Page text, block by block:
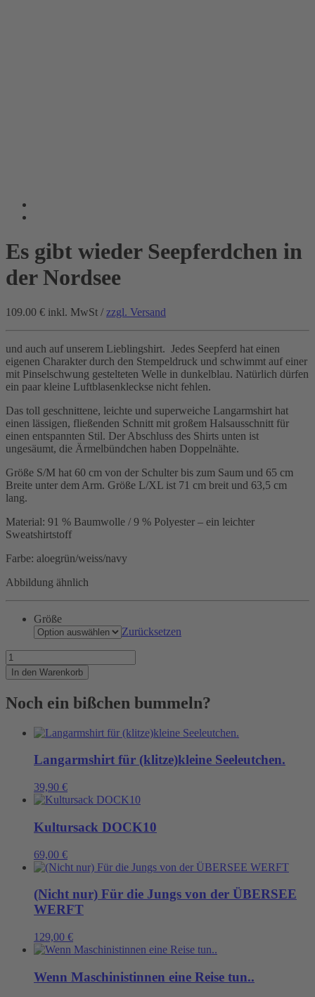
Es gibt wieder Seepferdchen in
der Nordsee
109.00 € inkl. MwSt / zzgl. Versand
und auch auf unserem Lieblingshirt. Jedes Seepferd hat einen
eigenen Charakter durch den Stempeldruck und schwimmt auf einer
mit Pinselschwung gestelteten Welle in dunkelblau. Natürlich dürfen
ein paar kleine Luftblasenkleckse nicht fehlen.
Das toll geschnittene, leichte und superweiche Langarmshirt hat
einen lässigen, fließenden Schnitt mit großem Halsausschnitt für
einen entspannten Stil. Der Abschluss des Shirts unten ist
ungesäumt, die Ärmelbündchen haben Doppelnähte.
Größe S/M hat 60 cm von der Schulter bis zum Saum und 65 cm
Breite unter dem Arm. Größe L/XL ist 71 cm breit und 63,5 cm
lang.
Material: 91 % Baumwolle / 9 % Polyester – ein leichter
Sweatshirtstoff
Farbe: aloegrün/weiss/navy
Abbildung ähnlich
Größe
Zurücksetzen
Es
gibt
wieder
in
Nordsee
In den Warenkorb
Noch ein bißchen bummeln?
Langarmshirt für (klitze)kleine Seeleutchen.
39,90 €
Kultursack DOCK10
69,00 €
(Nicht nur) Für die Jungs von der ÜBERSEE
WERFT
129,00 €
Wenn Maschinistinnen eine Reise tun..